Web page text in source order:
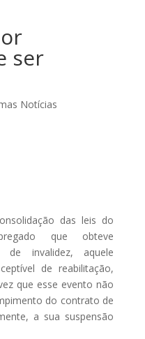
ser
Notícias
das leis do
que obteve
de invalidez, aquele
de reabilitação,
que esse evento não
do contrato de
a sua suspensão